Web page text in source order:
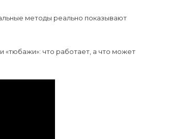
методы реально показывают
«тюбажи»: что работает, а что может